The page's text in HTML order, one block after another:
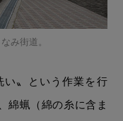
み街道。
い〟という作業を行
綿蝋（綿の糸に含ま